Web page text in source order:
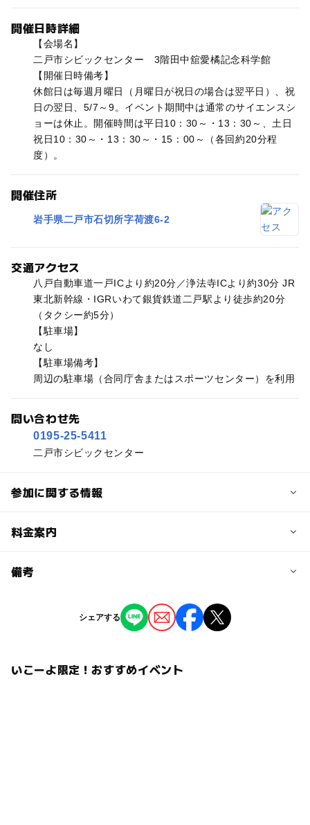
開催日時詳細
【会場名】
二戸市シビックセンター 3階田中舘愛橘記念科学館
【開催日時備考】
休館日は毎週月曜日（月曜日が祝日の場合は翌平日）、祝
日の翌日、5/7～9。イベント期間中は通常のサイエンスシ
ョーは休止。開催時間は平日10：30～・13：30～、土日
祝日10：30～・13：30～・15：00～（各回約20分程
度）。
開催住所
岩手県二戸市石切所字荷渡6-2
交通アクセス
八戸自動車道一戸ICより約20分／浄法寺ICより約30分 JR
東北新幹線・IGRいわて銀貨鉄道二戸駅より徒歩約20分
（タクシー約5分）
【駐車場】
なし
【駐車場備考】
周辺の駐車場（合同庁舎またはスポーツセンター）を利用
問い合わせ先
0195-25-5411
二戸市シビックセンター
参加に関する情報
予約/応募
内容は予告なく変更する場合あり。
料金案内
料金について
学生100円、幼児無料
備考
※掲載の情報は天候や主催者側の都合などにより変更にな
ることがあります。
シェアする
いこーよ限定！おすすめイベント